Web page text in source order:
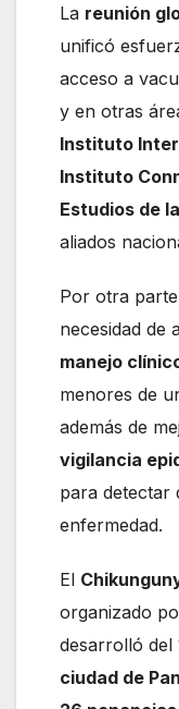
La reunión
unificó
acceso a
y en otras
Instituto
Instituto
Estudios de
aliados
Por otra
necesidad de
manejo
menores de
además de
vigilancia
para detectar
enfermedad.
El
organizado
desarrolló del
ciudad de